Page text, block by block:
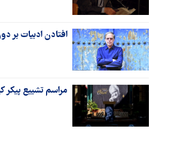
افتادن ادبیات بر
مراسم تشییع پیکر